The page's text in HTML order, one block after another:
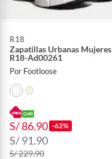
R18
Zapatillas Urbanas Mujeres
R18-Ad00261
Por Footloose
S/ 86.90 -62%
S/ 91.90
S/ 229.90